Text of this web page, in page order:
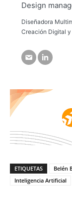
Design
Diseñadora
Creación Digital
ETIQUETAS Belén
Inteligencia Artificial